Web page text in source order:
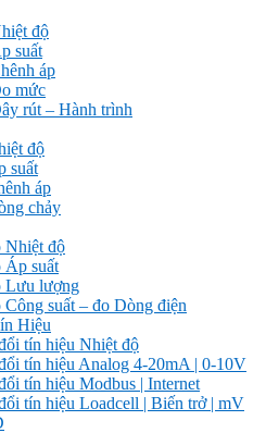
độ
suất
áp
mức
rút – Hành trình
độ
suất
áp
chảy
Nhiệt độ
suất
Lưu lượng
suất – đo Dòng điện
Hiệu
tín hiệu Nhiệt độ
tín hiệu Analog 4-20mA | 0-10V
tín hiệu Modbus | Internet
tín hiệu Loadcell | Biến trở | mV